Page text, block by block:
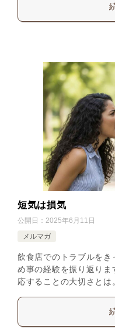
短気は損気
公開日： 2025年6月11日
メルマガ
飲食店でのトラブルを
め事の経験を振り返り
応することの大切さとは